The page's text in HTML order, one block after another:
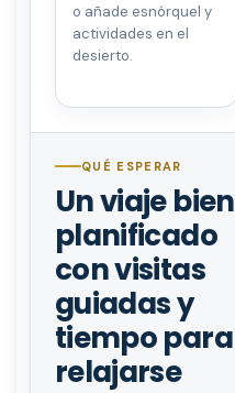
o añade esnórquel y
actividades en el
desierto.
QUÉ ESPERAR
Un viaje bien
planificado
con visitas
guiadas y
tiempo para
relajarse